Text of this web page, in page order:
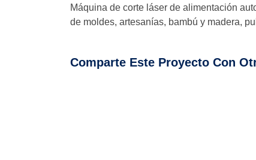
Máquina de corte láser de alimentación
de moldes, artesanías, bambú y madera,
Comparte Este Proyecto Con